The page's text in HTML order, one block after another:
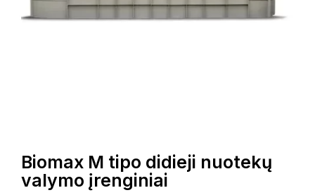
Biomax M tipo didieji nuotekų
valymo įrenginiai